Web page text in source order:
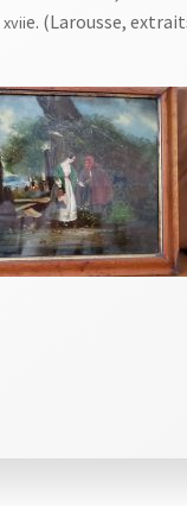
xviie. (Larousse,